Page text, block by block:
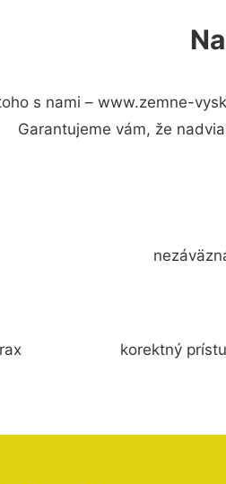
s nami – www.zemne-
Garantujeme vám, že
korektný